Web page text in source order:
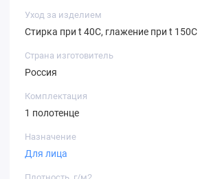
Уход за изделием
Стирка при t 40С, глажение при t 150С
Страна изготовитель
Россия
Комплектация
1 полотенце
Назначение
Для лица
Плотность, г/м2